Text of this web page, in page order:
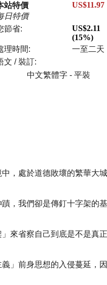
站特價
日特價
US$11.97
節省:
US$2.11
(15%)
理時間:
一至二天
文 / 裝訂:
中文繁體字 - 平裝
，處於道德敗壞的繁華大
蹟，我們卻是傳釘十字架的基
來省察自己到底是不是真
」前身思想的入侵蔓延，